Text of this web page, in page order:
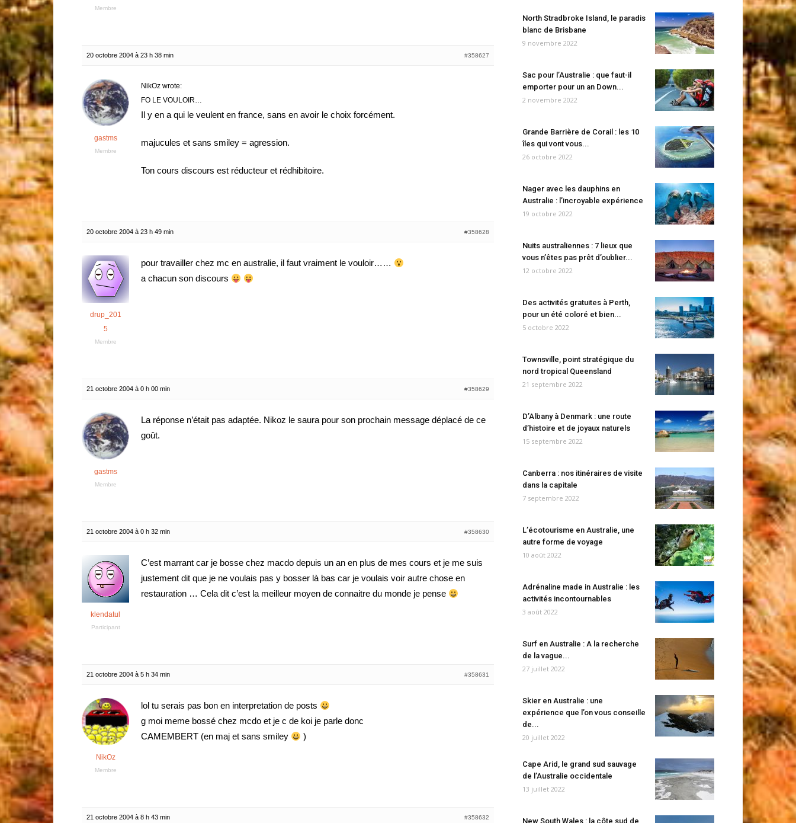
Membre
20 octobre 2004 à 23 h 38 min #358627
gastms
Membre
NikOz wrote:
FO LE VOULOIR…
Il y en a qui le veulent en france, sans en avoir le choix forcément.
majucules et sans smiley = agression.
Ton cours discours est réducteur et rédhibitoire.
20 octobre 2004 à 23 h 49 min #358628
drup_201
5
Membre
pour travailler chez mc en australie, il faut vraiment le vouloir……
a chacun son discours
21 octobre 2004 à 0 h 00 min #358629
gastms
Membre
La réponse n’était pas adaptée. Nikoz le saura pour son prochain message déplacé de ce
goût.
21 octobre 2004 à 0 h 32 min #358630
klendatul
Participant
C’est marrant car je bosse chez macdo depuis un an en plus de mes cours et je me suis
justement dit que je ne voulais pas y bosser là bas car je voulais voir autre chose en
restauration … Cela dit c’est la meilleur moyen de connaitre du monde je pense
21 octobre 2004 à 5 h 34 min #358631
NikOz
Membre
lol tu serais pas bon en interpretation de posts
g moi meme bossé chez mcdo et je c de koi je parle donc
CAMEMBERT (en maj et sans smiley
)
21 octobre 2004 à 8 h 43 min #358632
North Stradbroke Island, le paradis
blanc de Brisbane
9 novembre 2022
Sac pour l’Australie : que faut-il
emporter pour un an Down...
2 novembre 2022
Grande Barrière de Corail : les 10
îles qui vont vous...
26 octobre 2022
Nager avec les dauphins en
Australie : l’incroyable expérience
19 octobre 2022
Nuits australiennes : 7 lieux que
vous n’êtes pas prêt d’oublier...
12 octobre 2022
Des activités gratuites à Perth,
pour un été coloré et bien...
5 octobre 2022
Townsville, point stratégique du
nord tropical Queensland
21 septembre 2022
D’Albany à Denmark : une route
d’histoire et de joyaux naturels
15 septembre 2022
Canberra : nos itinéraires de visite
dans la capitale
7 septembre 2022
L’écotourisme en Australie, une
autre forme de voyage
10 août 2022
Adrénaline made in Australie : les
activités incontournables
3 août 2022
Surf en Australie : A la recherche
de la vague...
27 juillet 2022
Skier en Australie : une
expérience que l’on vous conseille
de...
20 juillet 2022
Cape Arid, le grand sud sauvage
de l’Australie occidentale
13 juillet 2022
New South Wales : la côte sud de